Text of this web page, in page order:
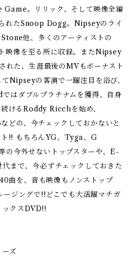
Game。リリック、そして映像全編
れたSnoop Dogg。Nipseyのライ
他、多くのアーティストの
映像を至る所に収録。またNipsey
れた、生涯最後のMVもボーナスト
Nipseyの客演で一躍注目を浴び、
はダブルプラチナムを獲得、自身
けるRoddy Ricchを始め、
の、今チェックしておかないと
ト!! もちろんYG、Tyga、G
今外せないトップスターや、E-
まで、今必ずチェックしておきた
曲を、音も映像もノンストップ
ジングで!!どこでも大活躍マチガ
ックスDVD!!
ズ